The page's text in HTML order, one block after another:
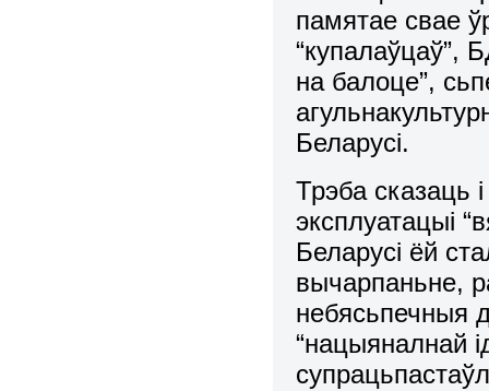
памятае свае
“купалаўцаў”,
на балоце”,
Беларусі.
Трэба сказаць
эксплуатацыі
Беларусі ёй
вычарпаньне,
небясьпечныя
“нацыяналнай